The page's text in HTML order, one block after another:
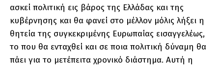
ασκεί πολιτική εις βάρος της Ελλάδας και της
κυβέρνησης και θα φανεί στο μέλλον μόλις λήξει η
θητεία της συγκεκριμένης Ευρωπαίας εισαγγελέως,
το που θα ενταχθεί και σε ποια πολιτική δύναμη θα
πάει για το μετέπειτα χρονικό διάστημα. Αυτή η